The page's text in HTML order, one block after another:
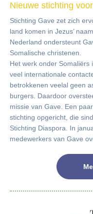
Nieuwe stichting
Stichting Gave zet zich
land komen in Jezus’
Nederland ondersteunt
Somalische christenen.
Het werk onder Somaliërs
veel internationale
betrokkenen veelal geen
burgers. Daardoor
missie van Gave. Een
stichting opgericht, die
Stichting Diaspora. In
medewerkers van Gave